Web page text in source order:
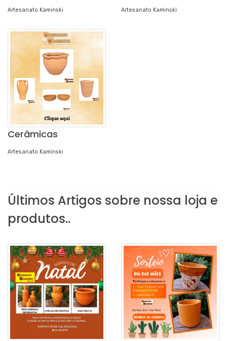
Artesanato Kaminski Artesanato Kaminski
Cerâmicas
Artesanato Kaminski
Últimos Artigos sobre nossa loja e
produtos..